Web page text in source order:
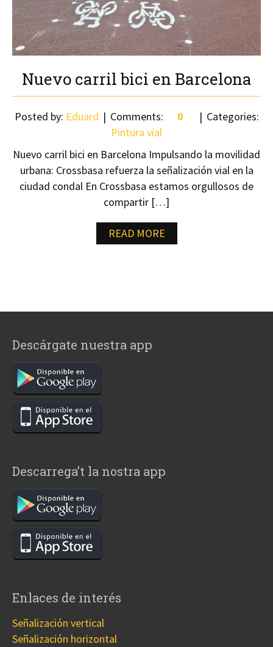
Nuevo carril bici en Barcelona
Posted by: Eduard Comments: 0
Categories:
Pintura vial
Nuevo carril bici en Barcelona Impulsando la movilidad
urbana: Crossbasa refuerza la señalización vial en la
ciudad condal En Crossbasa estamos orgullosos de
compartir […]
READ MORE
Descárgate nuestra app
Descarrega’t la nostra app
Enlaces de interés
Señalización vertical
Señalización horizontal